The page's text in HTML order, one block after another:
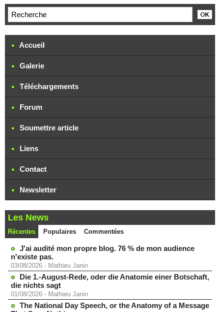
Accueil
Galerie
Téléchargements
Forum
Soumettre article
Liens
Contact
Newsletter
Les News
Récentes Populaires Commentées
J'ai audité mon propre blog. 76 % de mon audience
n'existe pas.
03/08/2026 - Mathieu Janin
Die 1.-August-Rede, oder die Anatomie einer Botschaft,
die nichts sagt
01/08/2026 - Mathieu Janin
The National Day Speech, or the Anatomy of a Message